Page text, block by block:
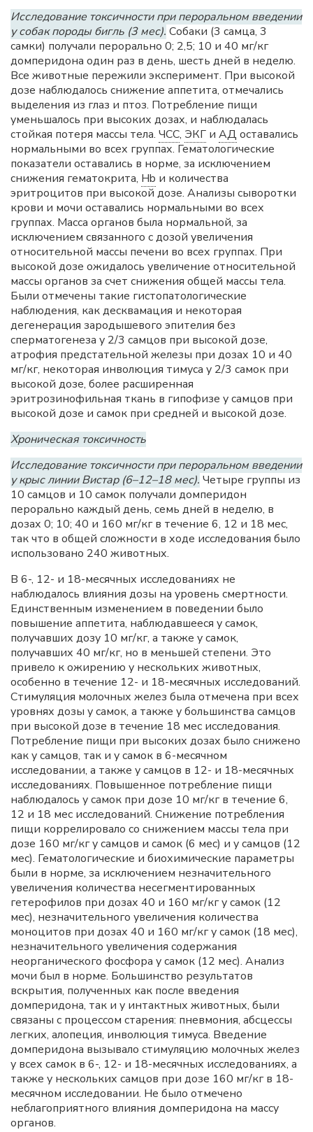
Исследование токсичности при пероральном введении
у собак породы бигль (3 мес). Собаки (3 самца, 3
самки) получали перорально 0; 2,5; 10 и 40 мг/кг
домперидона один раз в день, шесть дней в неделю.
Все животные пережили эксперимент. При высокой
дозе наблюдалось снижение аппетита, отмечались
выделения из глаз и птоз. Потребление пищи
уменьшалось при высоких дозах, и наблюдалась
стойкая потеря массы тела. ЧСС, ЭКГ и АД оставались
нормальными во всех группах. Гематологические
показатели оставались в норме, за исключением
снижения гематокрита, Hb и количества
эритроцитов при высокой дозе. Анализы сыворотки
крови и мочи оставались нормальными во всех
группах. Масса органов была нормальной, за
исключением связанного с дозой увеличения
относительной массы печени во всех группах. При
высокой дозе ожидалось увеличение относительной
массы органов за счет снижения общей массы тела.
Были отмечены такие гистопатологические
наблюдения, как десквамация и некоторая
дегенерация зародышевого эпителия без
сперматогенеза у 2/3 самцов при высокой дозе,
атрофия предстательной железы при дозах 10 и 40
мг/кг, некоторая инволюция тимуса у 2/3 самок при
высокой дозе, более расширенная
эритрозинофильная ткань в гипофизе у самцов при
высокой дозе и самок при средней и высокой дозе.
Хроническая токсичность
Исследование токсичности при пероральном введении
у крыс линии Вистар (6–12–18 мес). Четыре группы из
10 самцов и 10 самок получали домперидон
перорально каждый день, семь дней в неделю, в
дозах 0; 10; 40 и 160 мг/кг в течение 6, 12 и 18 мес,
так что в общей сложности в ходе исследования было
использовано 240 животных.
В 6-, 12- и 18-месячных исследованиях не
наблюдалось влияния дозы на уровень смертности.
Единственным изменением в поведении было
повышение аппетита, наблюдавшееся у самок,
получавших дозу 10 мг/кг, а также у самок,
получавших 40 мг/кг, но в меньшей степени. Это
привело к ожирению у нескольких животных,
особенно в течение 12- и 18-месячных исследований.
Стимуляция молочных желез была отмечена при всех
уровнях дозы у самок, а также у большинства самцов
при высокой дозе в течение 18 мес исследования.
Потребление пищи при высоких дозах было снижено
как у самцов, так и у самок в 6-месячном
исследовании, а также у самцов в 12- и 18-месячных
исследованиях. Повышенное потребление пищи
наблюдалось у самок при дозе 10 мг/кг в течение 6,
12 и 18 мес исследований. Снижение потребления
пищи коррелировало со снижением массы тела при
дозе 160 мг/кг у самцов и самок (6 мес) и у самцов (12
мес). Гематологические и биохимические параметры
были в норме, за исключением незначительного
увеличения количества несегментированных
гетерофилов при дозах 40 и 160 мг/кг у самок (12
мес), незначительного увеличения количества
моноцитов при дозах 40 и 160 мг/кг у самок (18 мес),
незначительного увеличения содержания
неорганического фосфора у самок (12 мес). Анализ
мочи был в норме. Большинство результатов
вскрытия, полученных как после введения
домперидона, так и у интактных животных, были
связаны с процессом старения: пневмония, абсцессы
легких, алопеция, инволюция тимуса. Введение
домперидона вызывало стимуляцию молочных желез
у всех самок в 6-, 12- и 18-месячных исследованиях, а
также у нескольких самцов при дозе 160 мг/кг в 18-
месячном исследовании. Не было отмечено
неблагоприятного влияния домперидона на массу
органов.